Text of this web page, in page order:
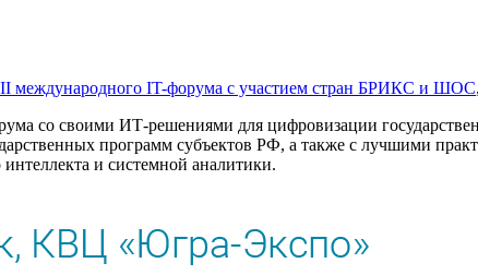
международного IT-форума с участием стран БРИКС и ШОС
со своими ИТ-решениями для цифровизации
программ субъектов РФ, а также с лучшими
и системной аналитики.